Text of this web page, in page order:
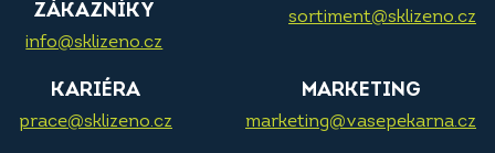
ZÁKAZNÍKY
info@sklizeno.cz
sortiment@sklizeno.cz
KARIÉRA
prace@sklizeno.cz
MARKETING
marketing@vasepekarna.cz